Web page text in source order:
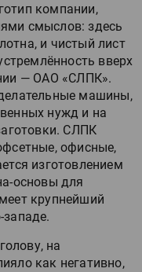
компании,
смыслов: здесь
и чистый лист
вверх
— ОАО «СЛПК».
машины,
нужд и на
СЛПК
офисные,
изготовлением
основы для
крупнейший
на
как негативно,